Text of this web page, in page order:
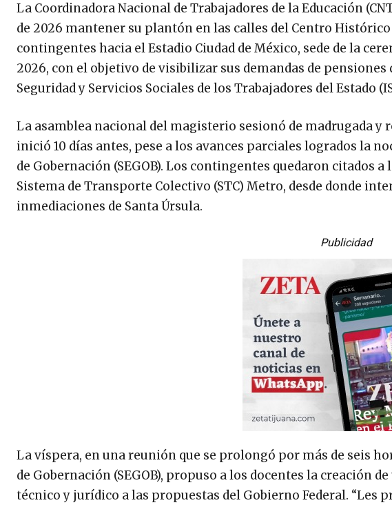
La Coordinadora Nacional de Trabajadores de la Educación
de 2026 mantener su plantón en las calles del Centro
contingentes hacia el Estadio Ciudad de México, sede de la
2026, con el objetivo de visibilizar sus demandas de
Seguridad y Servicios Sociales de los Trabajadores del Estado
La asamblea nacional del magisterio sesionó de madrugada
inició 10 días antes, pese a los avances parciales logrados la
de Gobernación (SEGOB). Los contingentes quedaron citados
Sistema de Transporte Colectivo (STC) Metro, desde donde
inmediaciones de Santa Úrsula.
Publicidad
La víspera, en una reunión que se prolongó por más de seis
de Gobernación (SEGOB), propuso a los docentes la creación
técnico y jurídico a las propuestas del Gobierno Federal. “Les